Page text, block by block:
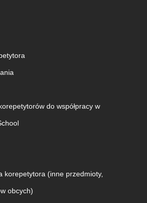
do współpracy w
korepetytora (inne przedmioty,
obcych)